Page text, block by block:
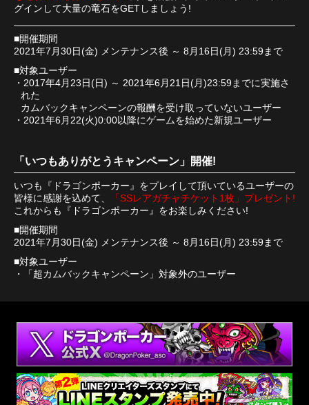
グインして大量の竜石をGETしましょう!
■開催期間
2021年7月30日(金) メンテナンス後 ～ 8月16日(月) 23:59まで
■対象ユーザー
・2017年4月23日(日) ～ 2021年6月21日(月)23:59までに実施さ
れた
カムバックキャンペーンの報酬を受け取っていないユーザー
・2021年6月22(火)0:00以降にゲームを始めた新規ユーザー
「いつもありがとうキャンペーン」開催!
いつも『ドラゴンポーカー』をプレイして頂いているユーザーの
皆様に感謝を込めて、
「SSレアガチャチケット1枚」プレゼント!
これからも『ドラゴンポーカー』をお楽しみください!
■開催期間
2021年7月30日(金) メンテナンス後 ～ 8月16日(月) 23:59まで
■対象ユーザー
・「超カムバックキャンペーン」対象外のユーザー